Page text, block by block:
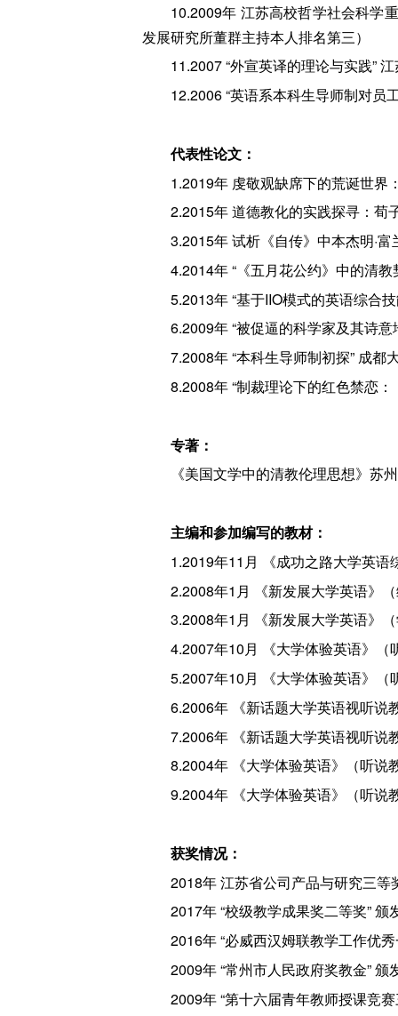
10.2009年 江苏高校哲学社会科学
发展研究所董群主持本人排名第三）
11.2007 “外宣英译的理论与实践”
12.2006 “英语系本科生导师制对员
代表性论文：
1.2019年 虔敬观缺席下的荒诞世界
2.2015年 道德教化的实践探寻：荀
3.2015年 试析《自传》中本杰明·
4.2014年 “《五月花公约》中的清
5.2013年 “基于IIO模式的英语综合
6.2009年 “被促逼的科学家及其诗
7.2008年 “本科生导师制初探” 成
8.2008年 “制裁理论下的红色禁恋
专著：
《美国文学中的清教伦理思想》苏
主编和参加编写的教材：
1.2019年11月 《成功之路大学英
2.2008年1月 《新发展大学英语》
3.2008年1月 《新发展大学英语》
4.2007年10月 《大学体验英语》（
5.2007年10月 《大学体验英语》（
6.2006年 《新话题大学英语视听说
7.2006年 《新话题大学英语视听说
8.2004年 《大学体验英语》（听说
9.2004年 《大学体验英语》（听说
获奖情况：
2018年 江苏省公司产品与研究三
2017年 “校级教学成果奖二等奖”
2016年 “必威西汉姆联教学工作优
2009年 “常州市人民政府奖教金”
2009年 “第十六届青年教师授课竞